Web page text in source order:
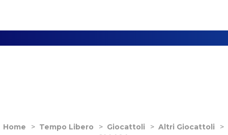
Home > Tempo Libero > Giocattoli > Altri Giocattoli
>